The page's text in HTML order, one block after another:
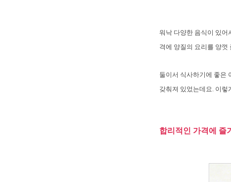
워낙 다양한 음식이 있어
격에 양질의 요리를 양껏
둘이서 식사하기에 좋은
갖춰져 있었는데요. 이
합리적인 가격에 즐